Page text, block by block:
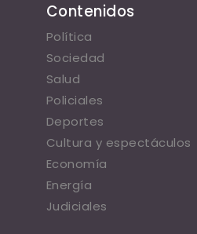
Contenidos
Política
Sociedad
Salud
Policiales
Deportes
Cultura y espectáculos
Economía
Energía
Judiciales